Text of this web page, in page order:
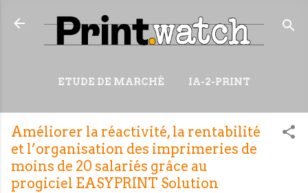
Accéder au contenu principal
ETUDE DE MARCHÉ IA-2-PRINT
PLUS… WIKI
Améliorer la réactivité, la rentabilité
et l’organisation des imprimeries de
moins de 20 salariés grâce au
progiciel EASYPRINT Solution